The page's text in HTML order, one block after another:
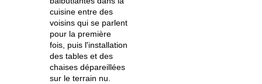
cuisine entre des
voisins qui se parlent
pour la première
fois, puis l'installation
des tables et des
chaises dépareillées
sur le terrain nu.